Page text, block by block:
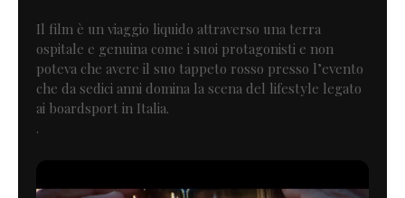
Il film è un viaggio liquido attraverso una terra
ospitale e genuina come i suoi protagonisti e non
poteva che avere il suo tappeto rosso presso l’evento
che da sedici anni domina la scena del lifestyle legato
ai boardsport in Italia.
.